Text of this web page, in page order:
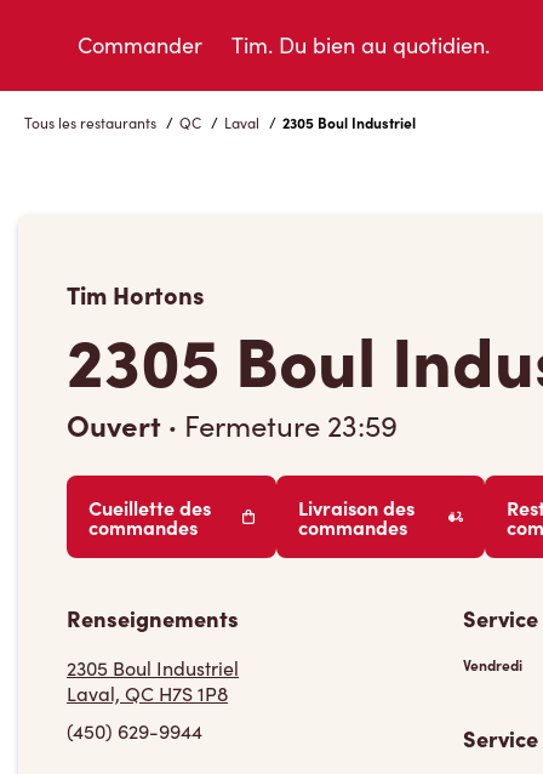
Commander Tim. Du bien au quotidien.
Tous les restaurants / QC / Laval / 2305 Boul Industriel
Tim Hortons
2305 Boul
Ouvert · Fermeture 23:59
Cueillette des
commandes
Livraison des
commandes
Renseignements
2305 Boul Industriel
Laval, QC H7S 1P8
(450) 629-9944
Vendredi